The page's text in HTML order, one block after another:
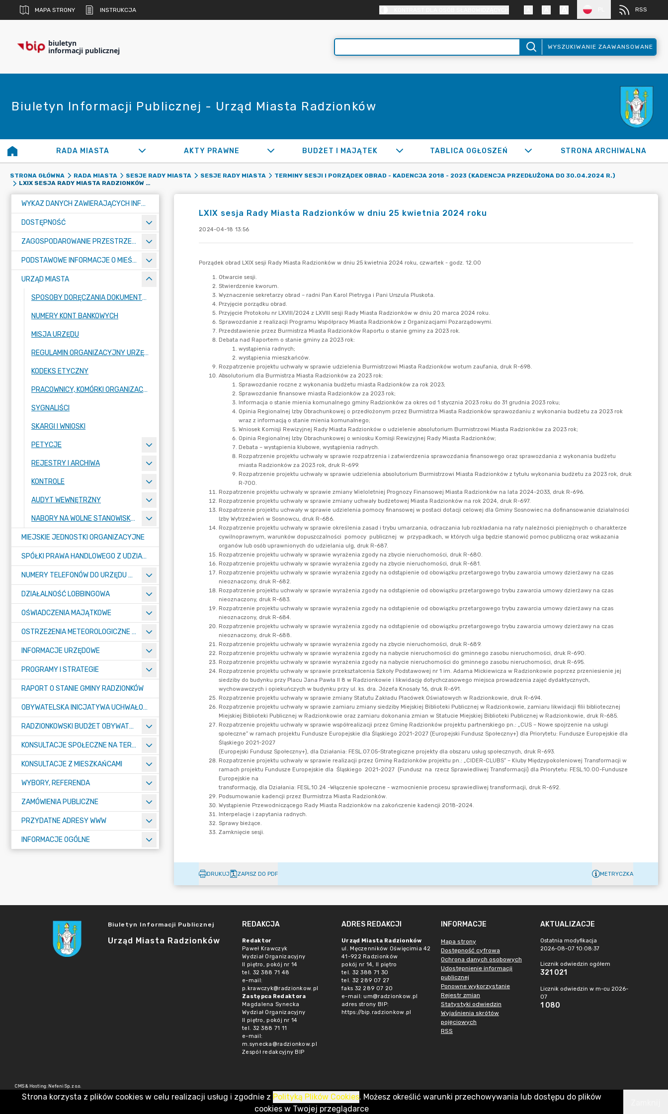
MAPA STRONY INSTRUKCJA RSS
biuletyn
informacji publicznej WYSZUKIWANIE ZAAWANSOWANE
Biuletyn Informacji Publicznej - Urząd Miasta Radzionków
RADA MIASTA AKTY PRAWNE BUDŻET I MAJĄTEK TABLICA OGŁOSZEŃ STRONA ARCHIWALNA
STRONA GŁÓWNA RADA MIASTA SESJE RADY MIASTA SESJE RADY MIASTA
TERMINY SESJI I PORZĄDEK OBRAD - KADENCJA 2018 - 2023 (KADENCJA PRZEDŁUŻONA DO 30.04.2024 R.)
LXIX SESJA RADY MIASTA RADZIONKÓW W DNIU 25 KWIETNIA 2024 ROKU
WYKAZ DANYCH ZAWIERAJĄCYCH INFORMACJE O ŚRODOWISKU I JEGO OCHRONIE
DOSTĘPNOŚĆ
ZAGOSPODAROWANIE PRZESTRZENNE
PODSTAWOWE INFORMACJE O MIEŚCIE
URZĄD MIASTA
SPOSOBY DORĘCZANIA DOKUMENTÓW DO URZĘDU MIASTA RADZIONKÓW
NUMERY KONT BANKOWYCH
MISJA URZĘDU
REGULAMIN ORGANIZACYJNY URZĘDU
KODEKS ETYCZNY
PRACOWNICY, KOMÓRKI ORGANIZACYJNE URZĘDU
SYGNALIŚCI
SKARGI I WNIOSKI
PETYCJE
REJESTRY I ARCHIWA
KONTROLE
AUDYT WEWNĘTRZNY
NABORY NA WOLNE STANOWISKA PRACY
MIEJSKIE JEDNOSTKI ORGANIZACYJNE
SPÓŁKI PRAWA HANDLOWEGO Z UDZIAŁEM GMINY
NUMERY TELEFONÓW DO URZĘDU MIASTA, MIEJSKICH JEDNOSTEK ORGANIZACYJNYCH ORAZ SPÓŁEK PRAWA HANDLOWEGO Z UDZIAŁEM GMINY
DZIAŁALNOŚĆ LOBBINGOWA
OŚWIADCZENIA MAJĄTKOWE
OSTRZEŻENIA METEOROLOGICZNE O ZŁYM STANIE POWIETRZA I INNE
INFORMACJE URZĘDOWE
PROGRAMY I STRATEGIE
RAPORT O STANIE GMINY RADZIONKÓW
OBYWATELSKA INICJATYWA UCHWAŁODAWCZA
RADZIONKOWSKI BUDŻET OBYWATELSKI
KONSULTACJE SPOŁECZNE NA TERENIE MIASTA RADZIONKÓW
KONSULTACJE Z MIESZKAŃCAMI
WYBORY, REFERENDA
ZAMÓWIENIA PUBLICZNE
PRZYDATNE ADRESY WWW
INFORMACJE OGÓLNE
LXIX sesja Rady Miasta Radzionków w dniu 25 kwietnia 2024 roku
2024-04-18 13:56
DRUKUJ ZAPISZ DO PDF METRYCZKA
Biuletyn Informacji Publicznej
Urząd Miasta Radzionków
REDAKCJA
Redaktor
Paweł Krawczyk
Wydział Organizacyjny
II piętro, pokój nr 14
tel. 32 388 71 48
e-mail:
p.krawczyk@radzionkow.pl
Zastępca Redaktora
Magdalena Synecka
Wydział Organizacyjny
II piętro, pokój nr 14
tel. 32 388 71 11
e-mail:
m.synecka@radzionkow.pl
Zespół redakcyjny BIP
ADRES REDAKCJI
Urząd Miasta Radzionków
ul. Męczenników Oświęcimia 42
41-922 Radzionków
pokój nr 14, II piętro
tel. 32 388 71 30
tel. 32 289 07 27
faks 32 289 07 20
e-mail: um@radzionkow.pl
adres strony BIP:
https://bip.radzionkow.pl
INFORMACJE
Mapa strony
Dostępność cyfrowa
Ochrona danych osobowych
Udostępnienie informacji
publicznej
Ponowne wykorzystanie
Rejestr zmian
Statystyki odwiedzin
Wyjaśnienia skrótów
pojęciowych
RSS
AKTUALIZACJE
Ostatnia modyfikacja
2026-08-07 10:08:37
Licznik odwiedzin ogółem
321 021
Licznik odwiedzin w m-cu 2026-
07
1 080
CMS & Hosting: Nefeni Sp. z o.o.
Strona korzysta z plików cookies w celu realizacji usług i zgodnie z Polityką Plików Cookies. Możesz określić warunki przechowywania lub dostępu do plików
cookies w Twojej przeglądarce